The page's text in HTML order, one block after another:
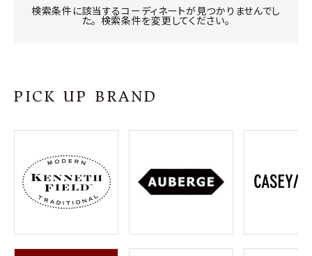
INFORMATION
ご利用ガイド
プライバシーポリシー
特定商取引法について
お問い合わせ
OFFICIAL WEB SITE
検索条件に該当するコーディネートが見つかりませんでし
た。 検索条件を変更してください。
PICK UP BRAND